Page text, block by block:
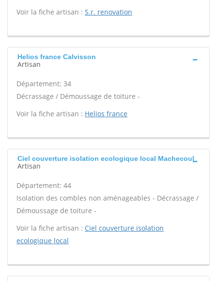
Voir la fiche artisan : S.r. renovation
Helios france Calvisson
Artisan
Département: 34
Décrassage / Démoussage de toiture -
Voir la fiche artisan : Helios france
Ciel couverture isolation ecologique local Machecoul
Artisan
Département: 44
Isolation des combles non aménageables - Décrassage /
Démoussage de toiture -
Voir la fiche artisan : Ciel couverture isolation
ecologique local